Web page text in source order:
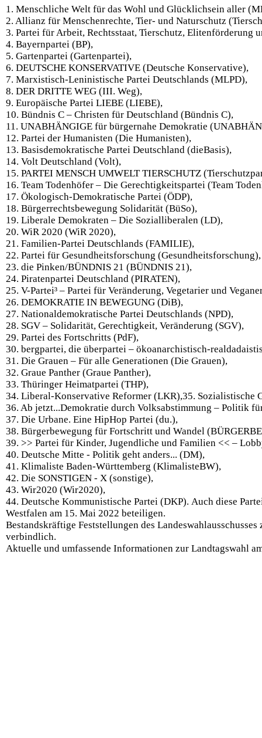
1. Menschliche Welt für das Wohl und Glücklichsein aller
2. Allianz für Menschenrechte, Tier- und Naturschutz
3. Partei für Arbeit, Rechtsstaat, Tierschutz, Elitenförderung
4. Bayernpartei (BP),
5. Gartenpartei (Gartenpartei),
6. DEUTSCHE KONSERVATIVE (Deutsche Konservative),
7. Marxistisch-Leninistische Partei Deutschlands (MLPD),
8. DER DRITTE WEG (III. Weg),
9. Europäische Partei LIEBE (LIEBE),
10. Bündnis C – Christen für Deutschland (Bündnis C),
11. UNABHÄNGIGE für bürgernahe Demokratie
12. Partei der Humanisten (Die Humanisten),
13. Basisdemokratische Partei Deutschland (dieBasis),
14. Volt Deutschland (Volt),
15. PARTEI MENSCH UMWELT TIERSCHUTZ
16. Team Todenhöfer – Die Gerechtigkeitspartei (Team
17. Ökologisch-Demokratische Partei (ÖDP),
18. Bürgerrechtsbewegung Solidarität (BüSo),
19. Liberale Demokraten – Die Sozialliberalen (LD),
20. WiR 2020 (WiR 2020),
21. Familien-Partei Deutschlands (FAMILIE),
22. Partei für Gesundheitsforschung (Gesundheitsforschung),
23. die Pinken/BÜNDNIS 21 (BÜNDNIS 21),
24. Piratenpartei Deutschland (PIRATEN),
25. V-Partei³ – Partei für Veränderung, Vegetarier und
26. DEMOKRATIE IN BEWEGUNG (DiB),
27. Nationaldemokratische Partei Deutschlands (NPD),
28. SGV – Solidarität, Gerechtigkeit, Veränderung (SGV),
29. Partei des Fortschritts (PdF),
30. bergpartei, die überpartei – ökoanarchistisch-
31. Die Grauen – Für alle Generationen (Die Grauen),
32. Graue Panther (Graue Panther),
33. Thüringer Heimatpartei (THP),
34. Liberal-Konservative Reformer (LKR),35. Sozialistische
36. Ab jetzt...Demokratie durch Volksabstimmung – Politik
37. Die Urbane. Eine HipHop Partei (du.),
38. Bürgerbewegung für Fortschritt und Wandel
39. >> Partei für Kinder, Jugendliche und Familien << –
40. Deutsche Mitte - Politik geht anders... (DM),
41. Klimaliste Baden-Württemberg (KlimalisteBW),
42. Die SONSTIGEN - X (sonstige),
43. Wir2020 (Wir2020),
44. Deutsche Kommunistische Partei (DKP). Auch diese
Westfalen am 15. Mai 2022 beteiligen.
Bestandskräftige Feststellungen des
verbindlich.
Aktuelle und umfassende Informationen zur Landtagswahl